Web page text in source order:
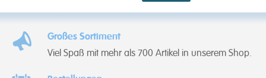
Großes Sortiment
Viel Spaß mit mehr als 700 Artikel in unserem Shop.